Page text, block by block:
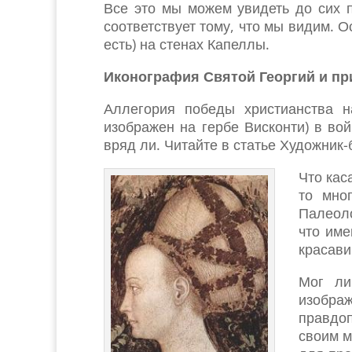
Все это мы можем увидеть до сих
соответствует тому, что мы видим.
есть) на стенах Капеллы.
Иконография Святой Георгий и
Аллегория победы христианства
изображен на гербе Висконти) в
вряд ли. Читайте в статье
Что
то
что
Мог ли
своим